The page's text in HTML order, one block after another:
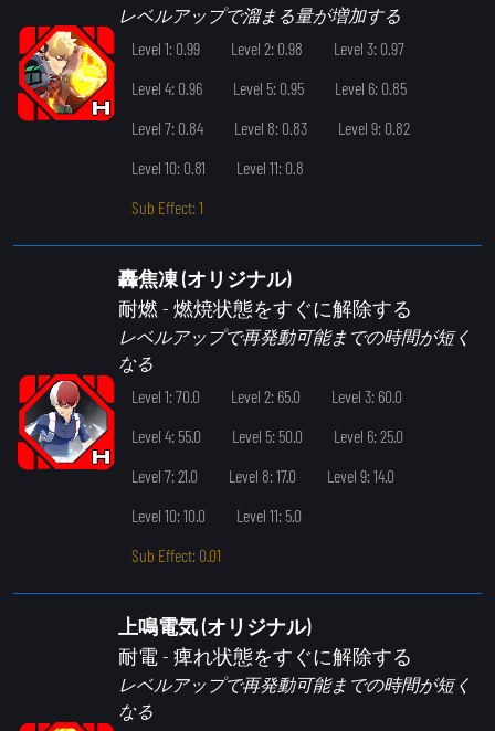
レベルアップで溜まる量が増加する
Level 1: 0.99
Level 2: 0.98
Level 3: 0.97
Level 4: 0.96
Level 5: 0.95
Level 6: 0.85
Level 7: 0.84
Level 8: 0.83
Level 9: 0.82
Level 10: 0.81
Level 11: 0.8
Sub Effect: 1
轟焦凍 (オリジナル)
耐燃 - 燃焼状態をすぐに解除する
レベルアップで再発動可能までの時間が短く
なる
Level 1: 70.0
Level 2: 65.0
Level 3: 60.0
Level 4: 55.0
Level 5: 50.0
Level 6: 25.0
Level 7: 21.0
Level 8: 17.0
Level 9: 14.0
Level 10: 10.0
Level 11: 5.0
Sub Effect: 0.01
上鳴電気 (オリジナル)
耐電 - 痺れ状態をすぐに解除する
レベルアップで再発動可能までの時間が短く
なる